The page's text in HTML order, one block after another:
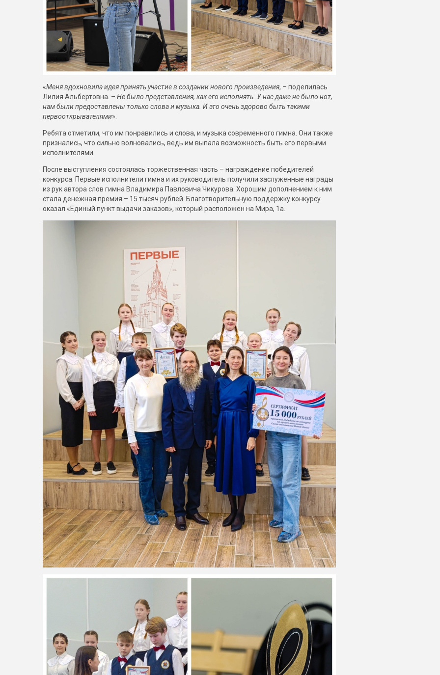
«Меня вдохновила идея принять участие в создании нового произведения, – поделилась
Лилия Альбертовна. – Не было представления, как его исполнять. У нас даже не было нот,
нам были предоставлены только слова и музыка. И это очень здорово быть такими
первооткрывателями».
Ребята отметили, что им понравились и слова, и музыка современного гимна. Они также
признались, что сильно волновались, ведь им выпала возможность быть его первыми
исполнителями.
После выступления состоялась торжественная часть – награждение победителей
конкурса. Первые исполнители гимна и их руководитель получили заслуженные награды
из рук автора слов гимна Владимира Павловича Чикурова. Хорошим дополнением к ним
стала денежная премия – 15 тысяч рублей. Благотворительную поддержку конкурсу
оказал «Единый пункт выдачи заказов», который расположен на Мира, 1а.